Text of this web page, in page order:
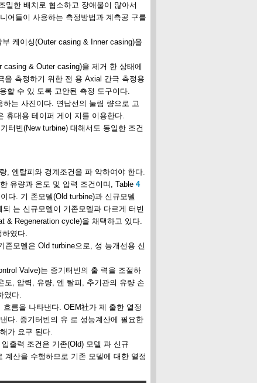
밀한 배치로 협소하고 장애물이 많아서
어들이 사용하는 측정방법과 계측공 구를
케이싱(Outer casing & Inner casing)을
& Outer casing)을 제거 한 상태에
을 측정하기 위한 전 용 Axial 간극 측정용
할 수 있 도록 고안된 측정 도구이다.
는 사진이다. 연납선의 눌림 량으로 고
휴대용 테이퍼 게이 지를 이용한다.
터빈(New turbine) 대해서도 동일한 조건
, 엔탈피와 경계조건을 파 악하여야 한다.
유량과 온도 및 압력 조건이며, Table 4
다. 기 존모델(Old turbine)과 신규모델
는 신규모델이 기존모델과 다르게 터빈
& Regeneration cycle)을 채택하고 있다.
하였다.
모델은 Old turbine으로, 성 능개선용 신
Valve)는 증기터빈의 출 력을 조절하
도, 압력, 유량, 엔 탈피, 추기관의 유량 손
였다.
름을 나타낸다. OEM社가 제 출한 열정
다. 증기터빈의 유 로 성능계산에 필요한
가 요구 된다.
출력 조건은 기존(Old) 모델 과 신규
계산을 수행하므로 기존 모델에 대한 열정